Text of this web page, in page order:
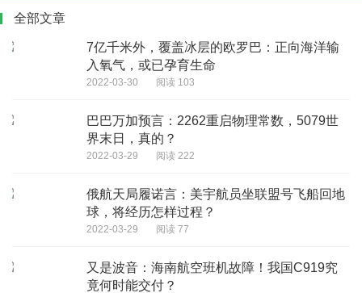
全部文章
7亿千米外，覆盖冰层的欧罗巴：正向海洋输
入氧气，或已孕育生命
2022-03-30 阅读 103
巴巴万加预言：2262重启物理常数，5079世
界末日，真的？
2022-03-29 阅读 222
俄航天局履诺言：美宇航员坐联盟号飞船回地
球，将经历怎样过程？
2022-03-29 阅读 77
又是波音：海南航空班机故障！我国C919究
竟何时能交付？